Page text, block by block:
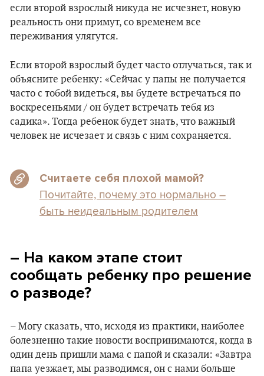
если второй взрослый никуда не исчезнет, новую
реальность они примут, со временем все
переживания улягутся.
Если второй взрослый будет часто отлучаться, так и
объясните ребенку: «Сейчас у папы не получается
часто с тобой видеться, вы будете встречаться по
воскресеньями / он будет встречать тебя из
садика». Тогда ребенок будет знать, что важный
человек не исчезает и связь с ним сохраняется.
Считаете себя плохой мамой?
Почитайте, почему это нормально –
быть неидеальным родителем
– На каком этапе стоит
сообщать ребенку про решение
о разводе?
– Могу сказать, что, исходя из практики, наиболее
болезненно такие новости воспринимаются, когда в
один день пришли мама с папой и сказали: «Завтра
папа уезжает, мы разводимся, он с нами больше